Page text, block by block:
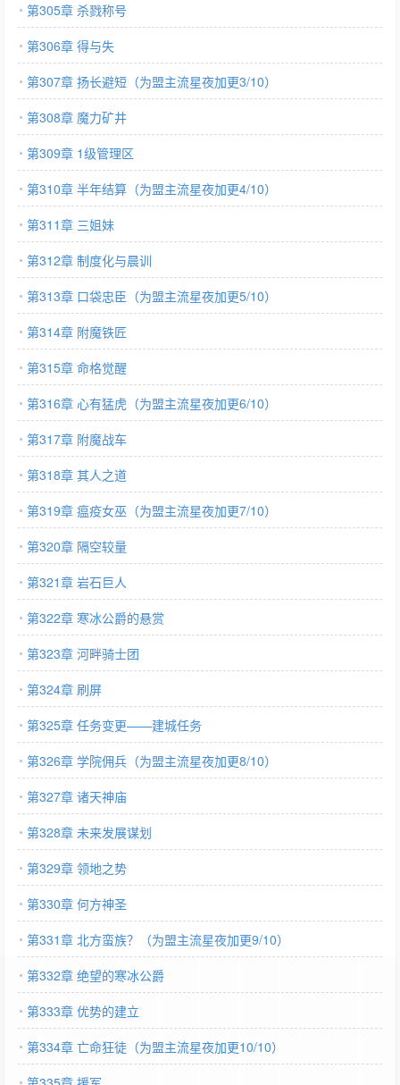
第305章 杀戮称号
第306章 得与失
第307章 扬长避短（为盟主流星夜加更3/10）
第308章 魔力矿井
第309章 1级管理区
第310章 半年结算（为盟主流星夜加更4/10）
第311章 三姐妹
第312章 制度化与晨训
第313章 口袋忠臣（为盟主流星夜加更5/10）
第314章 附魔铁匠
第315章 命格觉醒
第316章 心有猛虎（为盟主流星夜加更6/10）
第317章 附魔战车
第318章 其人之道
第319章 瘟疫女巫（为盟主流星夜加更7/10）
第320章 隔空较量
第321章 岩石巨人
第322章 寒冰公爵的悬赏
第323章 河畔骑士团
第324章 刷屏
第325章 任务变更——建城任务
第326章 学院佣兵（为盟主流星夜加更8/10）
第327章 诸天神庙
第328章 未来发展谋划
第329章 领地之势
第330章 何方神圣
第331章 北方蛮族？（为盟主流星夜加更9/10）
第332章 绝望的寒冰公爵
第333章 优势的建立
第334章 亡命狂徒（为盟主流星夜加更10/10）